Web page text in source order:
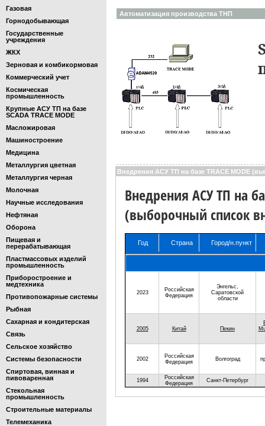
Газовая
Горнодобывающая
Государственные
учреждения
ЖКХ
Зерновая и комбикормовая
Коммерческий учет
Космическая
промышленность
Крупные АСУ ТП на базе
SCADA TRACE MODE
Масложировая
Машиностроение
Медицина
Металлургия цветная
Металлургия черная
Молочная
Научные исследования
Нефтяная
Оборона
Пищевая и
перерабатывающая
Пластмассовых изделий
промышленность
Приборостроение и
медтехника
Противопожарные системы
Рыбная
Сахарная и кондитерская
Связь
Сельское хозяйство
Системы безопасности
Спиртовая, винная и
пивоваренная
Стекольная
промышленность
Строительные материалы
Телемеханика
Автоматизация производства ТНП
Внедрения АСУ ТП на базе TRACE MODE
Внедрения АСУ ТП на
(выборочный список
Год
Год
Страна
Страна
Город/н.пункт
Город/н.пункт
2023
Российская
Федерация
Энгельс,
Саратовской
области
2005 Китай Пекин
2002
Российская
Федерация
Волгоград
1994
Российская
Федерация
Санкт-Петербург